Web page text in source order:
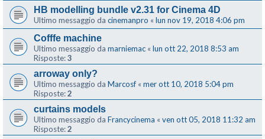
HB modelling bundle v2.31 for Cinema 4D
Ultimo messaggio da cinemanpro « lun nov 19, 2018 4:06 pm
Cofffe machine
Ultimo messaggio da marniemac « lun ott 22, 2018 8:53 am
Risposte:3
arroway only?
Ultimo messaggio da Marcosf « mer ott 10, 2018 5:04 pm
Risposte:2
curtains models
Ultimo messaggio da Francycinema « ven ott 05, 2018 11:32 am
Risposte:2